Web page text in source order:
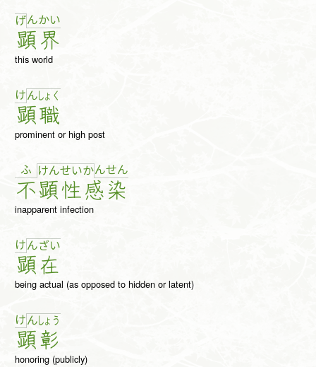
げん
顕
かい
界
this world
けん
顕
しょ く
職
prominent or high post
ふ
不
けん
顕
せい
性
かん
感
せん
染
inapparent infection
けん
顕
ざい
在
being actual (as opposed to hidden or latent)
けん
顕
しょ う
彰
honoring (publicly)